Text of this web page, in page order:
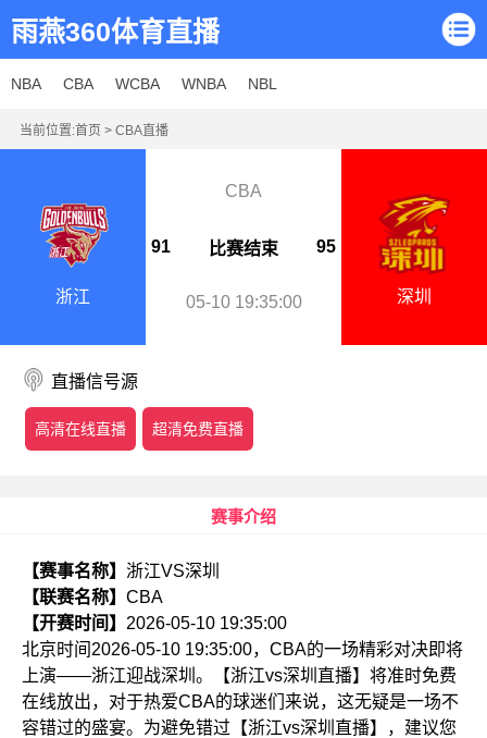
雨燕360体育直播
NBA CBA WCBA WNBA NBL
当前位置:首页 > CBA直播
浙江
CBA
91 比赛结束 95
05-10 19:35:00 深圳
直播信号源
高清在线直播 超清免费直播
赛事介绍
【赛事名称】 浙江VS深圳
【联赛名称】 CBA
【开赛时间】 2026-05-10 19:35:00
北京时间2026-05-10 19:35:00，CBA的一场精彩对决即将
上演——浙江迎战深圳。【浙江vs深圳直播】将准时免费
在线放出，对于热爱CBA的球迷们来说，这无疑是一场不
容错过的盛宴。为避免错过【浙江vs深圳直播】，建议您